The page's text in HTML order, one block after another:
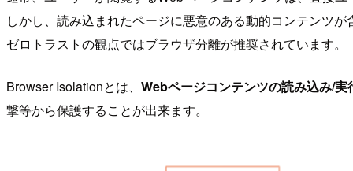
しかし、読み込まれたページに悪意のある動的コンテンツ
ゼロトラストの観点ではブラウザ分離が推奨されています。
Browser Isolationとは、 Webページコンテンツの読み込み/
撃等から保護することが出来ます。